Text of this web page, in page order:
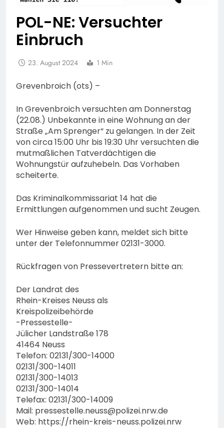
POL-NE: Versuchter
Einbruch
23. August 2024 1 Min
Grevenbroich (ots) –
In Grevenbroich versuchten am Donnerstag
(22.08.) Unbekannte in eine Wohnung an der
Straße „Am Sprenger“ zu gelangen. In der Zeit
von circa 15:00 Uhr bis 19:30 Uhr versuchten die
mutmaßlichen Tatverdächtigen die
Wohnungstür aufzuhebeln. Das Vorhaben
scheiterte.
Das Kriminalkommissariat 14 hat die
Ermittlungen aufgenommen und sucht Zeugen.
Wer Hinweise geben kann, meldet sich bitte
unter der Telefonnummer 02131-3000.
Rückfragen von Pressevertretern bitte an:
Der Landrat des
Rhein-Kreises Neuss als
Kreispolizeibehörde
-Pressestelle-
Jülicher Landstraße 178
41464 Neuss
Telefon: 02131/300-14000
02131/300-14011
02131/300-14013
02131/300-14014
Telefax: 02131/300-14009
Mail: pressestelle.neuss@polizei.nrw.de
Web: https://rhein-kreis-neuss.polizei.nrw